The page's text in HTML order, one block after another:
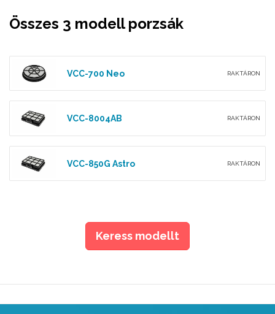
Összes 3 modell porzsák
VCC-700 Neo RAKTÁRON
VCC-8004AB RAKTÁRON
VCC-850G Astro RAKTÁRON
Keress modellt